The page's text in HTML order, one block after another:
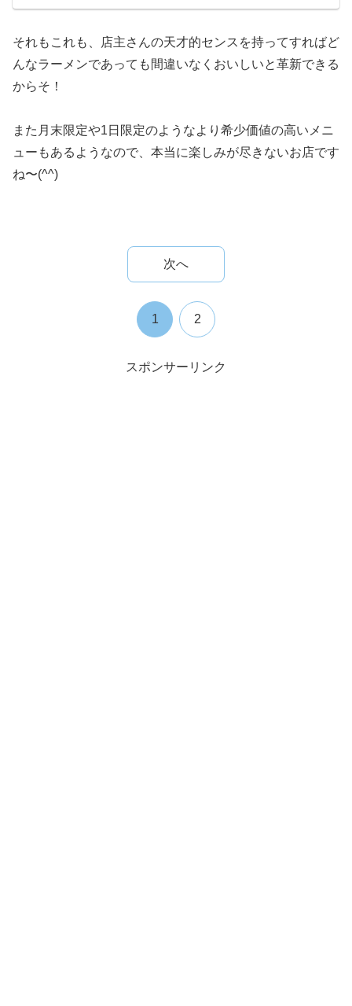
それもこれも、店主さんの天才的センスを持ってすればど
んなラーメンであっても間違いなくおいしいと革新できる
からそ！
また月末限定や1日限定のようなより希少価値の高いメニ
ューもあるようなので、本当に楽しみが尽きないお店です
ね〜(^^)
次へ
1 2
スポンサーリンク